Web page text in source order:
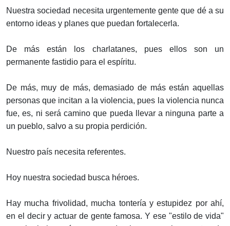
Nuestra sociedad necesita urgentemente gente que dé a su
entorno ideas y planes que puedan fortalecerla.
De más están los charlatanes, pues ellos son un
permanente fastidio para el espíritu.
De más, muy de más, demasiado de más están aquellas
personas que incitan a la violencia, pues la violencia nunca
fue, es, ni será camino que pueda llevar a ninguna parte a
un pueblo, salvo a su propia perdición.
Nuestro país necesita referentes.
Hoy nuestra sociedad busca héroes.
Hay mucha frivolidad, mucha tontería y estupidez por ahí,
en el decir y actuar de gente famosa. Y ese "estilo de vida"